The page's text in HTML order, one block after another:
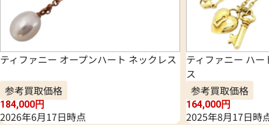
ティファニー オープンハート ネックレス
参考買取価格
184,000円
2026年6月17日時点
ティファニー ハ
ス
参考買取価格
164,000円
2025年8月17日時